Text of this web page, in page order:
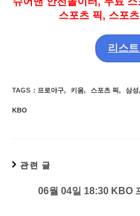
스포츠 픽, 스포츠
리스트
TAGS : 프로야구, 키움, 스포츠 픽, 삼성,
KBO
관련 글
06월 04일 18:30 KBO